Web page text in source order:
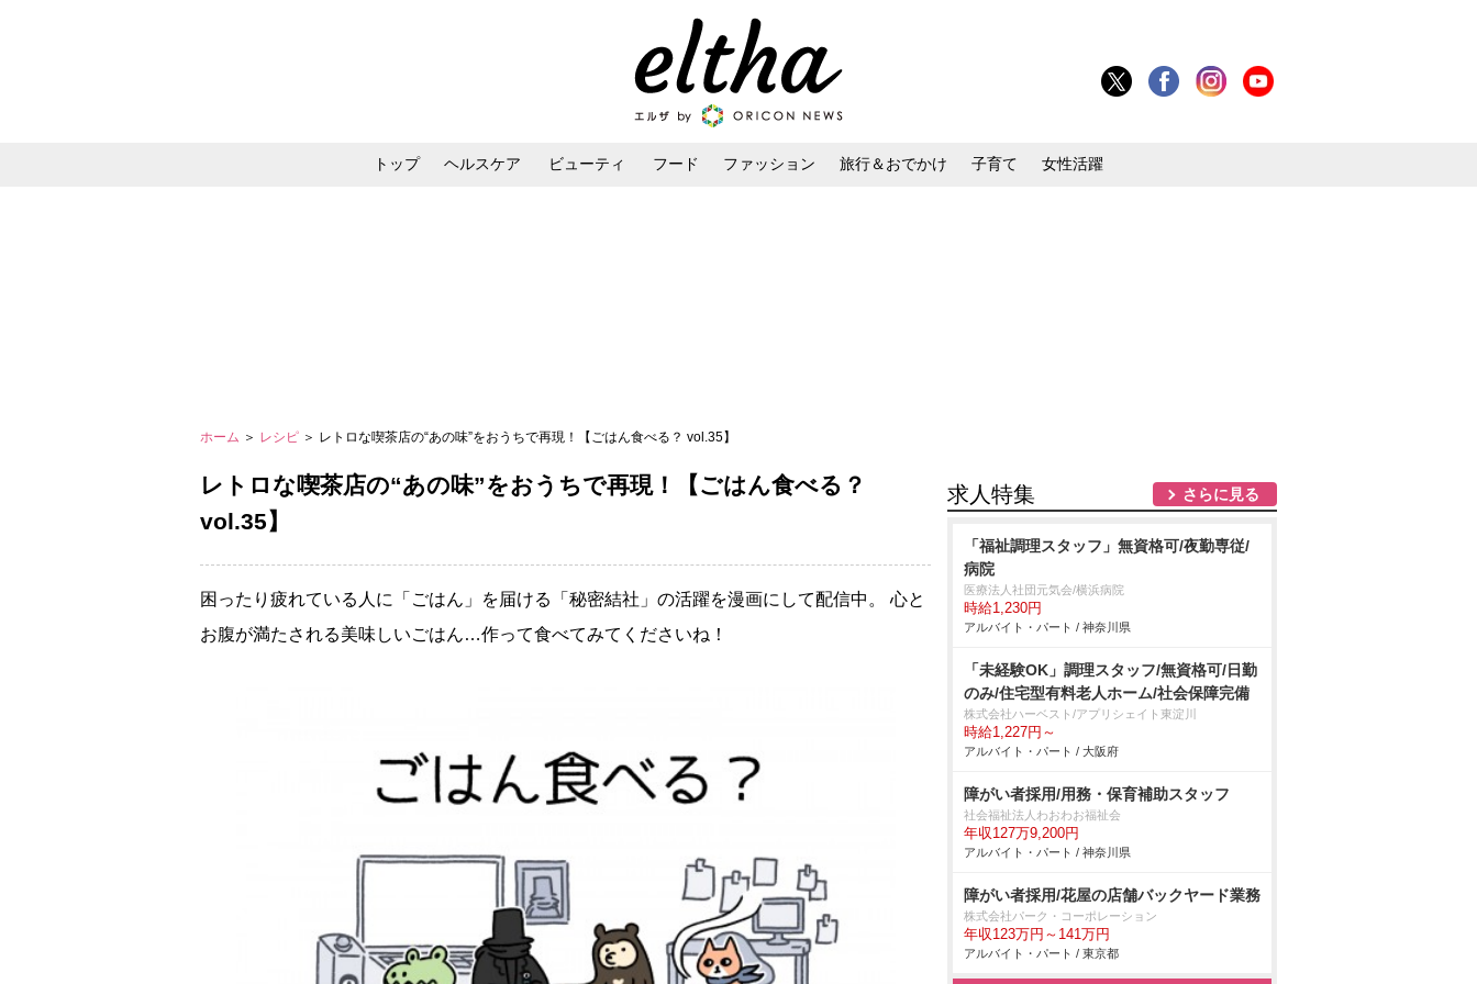
トップ ヘルスケア ビューティ フード ファッション 旅行＆おでかけ 子育て 女性活躍
ホーム ＞ レシピ ＞ レトロな喫茶店の“あの味”をおうちで再現！【ごはん食べる？ vol.35】
レトロな喫茶店の“あの味”をおうちで再現！【ごはん食べる？
vol.35】
困ったり疲れている人に「ごはん」を届ける「秘密結社」の活躍を漫画にして配信中。 心と
お腹が満たされる美味しいごはん…作って食べてみてくださいね！
求人特集 さらに見る
「福祉調理スタッフ」無資格可/夜勤専従/
病院
医療法人社団元気会/横浜病院
時給1,230円
アルバイト・パート / 神奈川県
「未経験OK」調理スタッフ/無資格可/日勤
のみ/住宅型有料老人ホーム/社会保障完備
株式会社ハーベスト/アプリシェイト東淀川
時給1,227円～
アルバイト・パート / 大阪府
障がい者採用/用務・保育補助スタッフ
社会福祉法人わおわお福祉会
年収127万9,200円
アルバイト・パート / 神奈川県
障がい者採用/花屋の店舗バックヤード業務
株式会社パーク・コーポレーション
年収123万円～141万円
アルバイト・パート / 東京都